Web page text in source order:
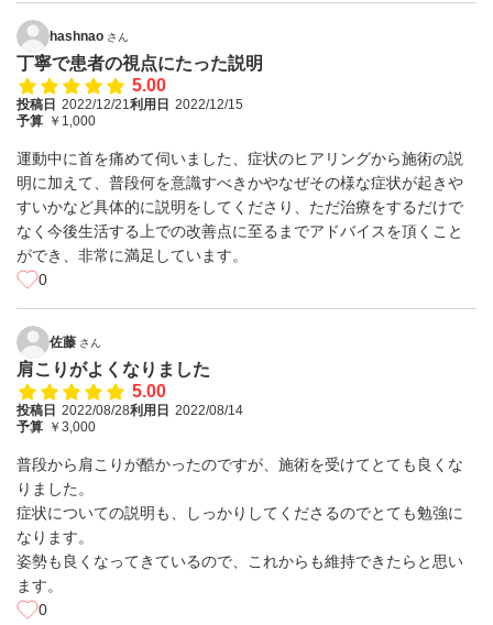
hashnao さん
丁寧で患者の視点にたった説明
5.00
投稿日 2022/12/21利用日 2022/12/15
予算 ￥1,000
運動中に首を痛めて伺いました、症状のヒアリングから施術の説
明に加えて、普段何を意識すべきかやなぜその様な症状が起きや
すいかなど具体的に説明をしてくださり、ただ治療をするだけで
なく今後生活する上での改善点に至るまでアドバイスを頂くこと
ができ、非常に満足しています。
0
佐藤 さん
肩こりがよくなりました
5.00
投稿日 2022/08/28利用日 2022/08/14
予算 ￥3,000
普段から肩こりが酷かったのですが、施術を受けてとても良くな
りました。
症状についての説明も、しっかりしてくださるのでとても勉強に
なります。
姿勢も良くなってきているので、これからも維持できたらと思い
ます。
0